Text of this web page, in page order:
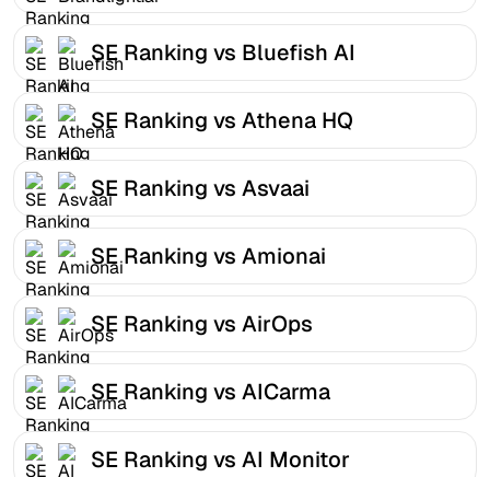
SE Ranking vs Bluefish AI
SE Ranking vs Athena HQ
SE Ranking vs Asvaai
SE Ranking vs Amionai
SE Ranking vs AirOps
SE Ranking vs AICarma
SE Ranking vs AI Monitor